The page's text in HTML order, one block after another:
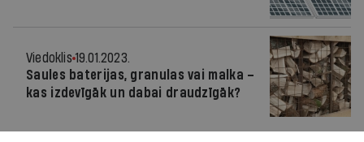
Viedoklis 19.01.2023.
Saules baterijas, granulas vai malka –
kas izdevīgāk un dabai draudzīgāk?